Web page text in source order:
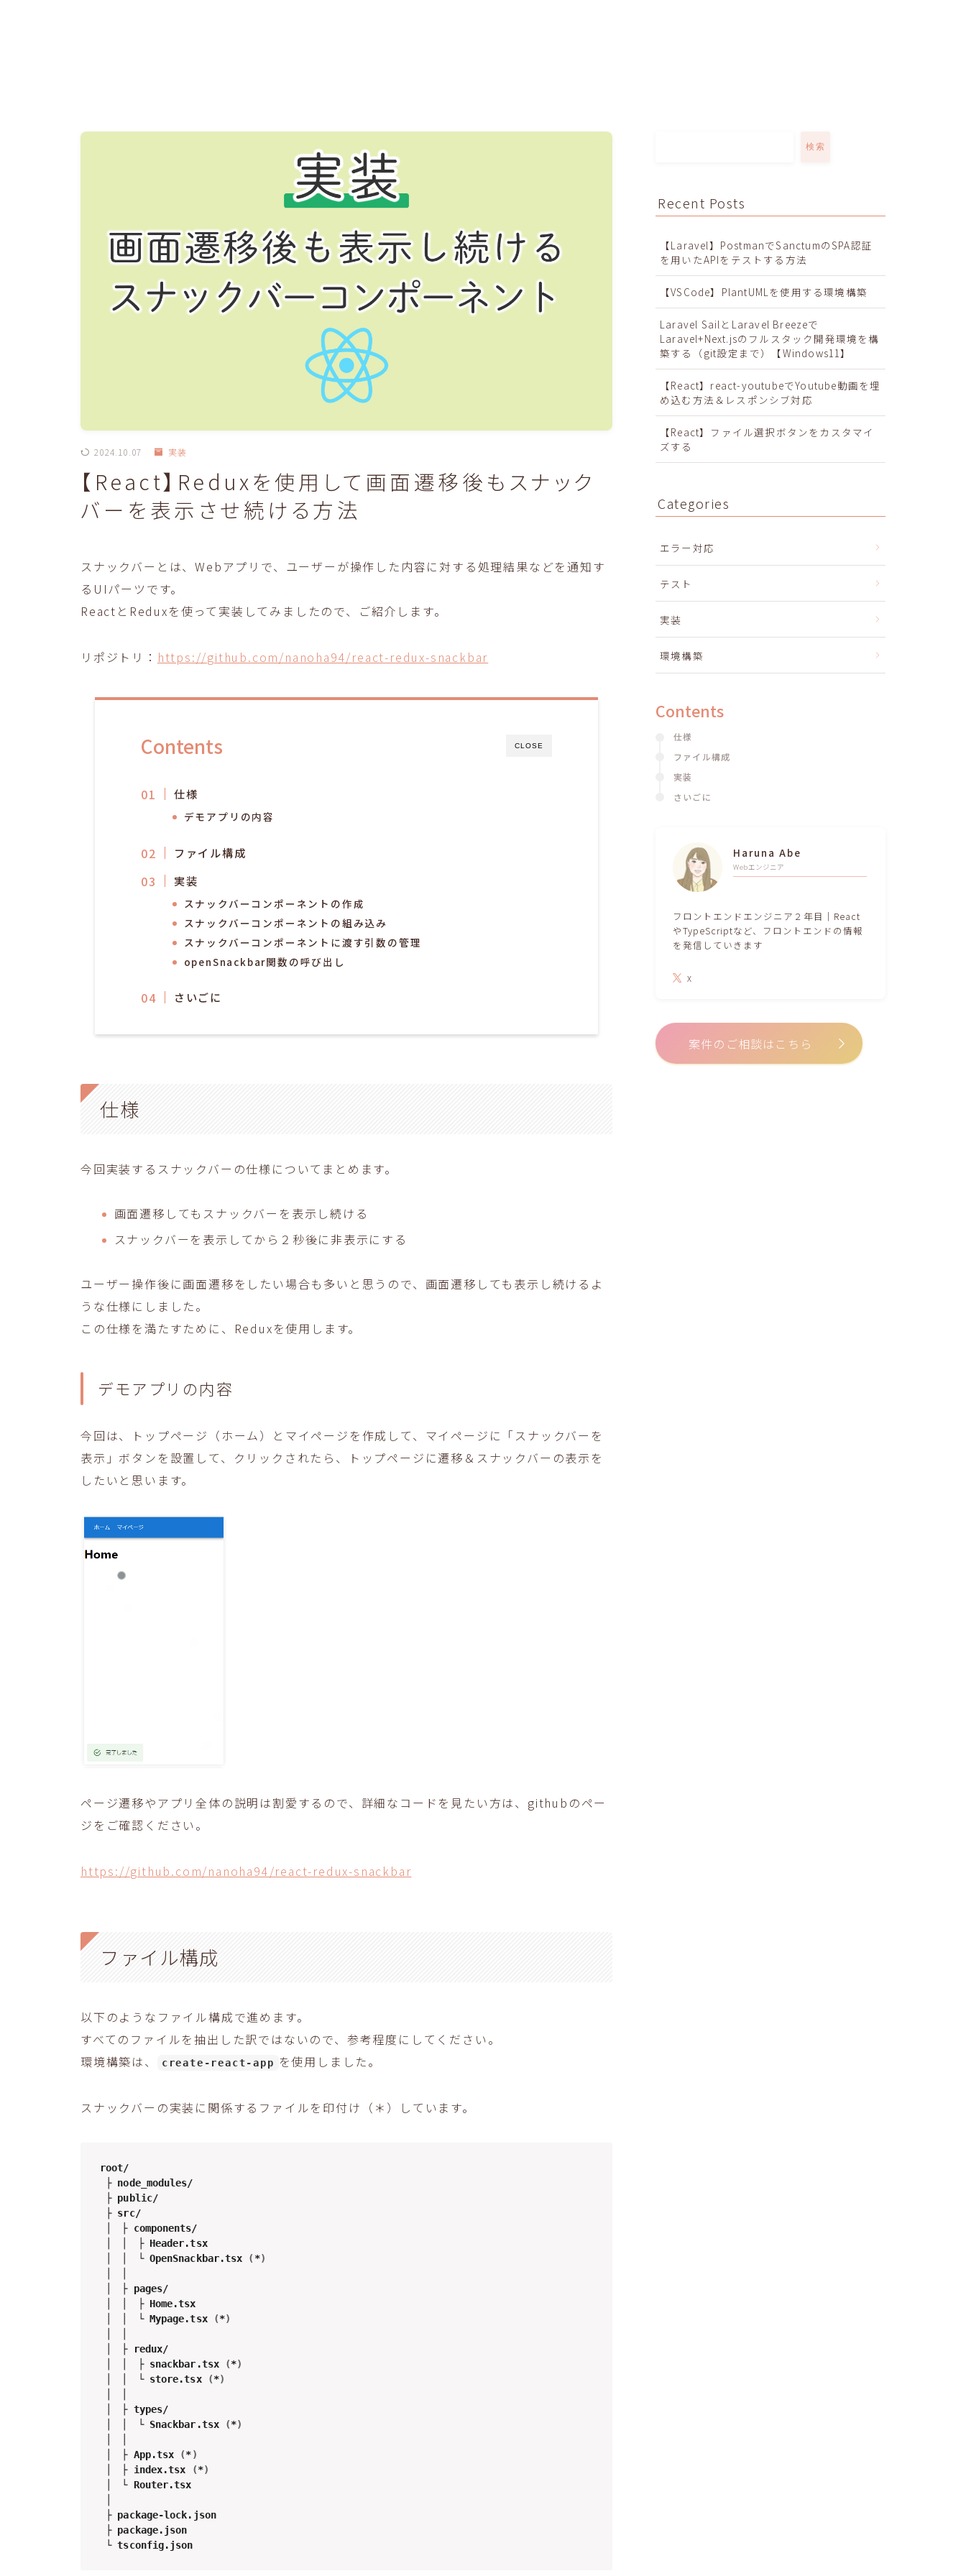
2024.10.07 実装
【React】Reduxを使用して画面遷移後もスナック
バーを表示させ続ける方法
スナックバーとは、Webアプリで、ユーザーが操作した内容に対する処理結果などを通知す
るUIパーツです。
ReactとReduxを使って実装してみましたので、ご紹介します。
リポジトリ： https://github.com/nanoha94/react-redux-snackbar
CLOSE
Contents
仕様
デモアプリの内容
ファイル構成
実装
スナックバーコンポーネントの作成
スナックバーコンポーネントの組み込み
スナックバーコンポーネントに渡す引数の管理
openSnackbar関数の呼び出し
さいごに
仕様
今回実装するスナックバーの仕様についてまとめます。
画面遷移してもスナックバーを表示し続ける
スナックバーを表示してから２秒後に非表示にする
ユーザー操作後に画面遷移をしたい場合も多いと思うので、画面遷移しても表示し続けるよ
うな仕様にしました。
この仕様を満たすために、Reduxを使用します。
デモアプリの内容
今回は、トップページ（ホーム）とマイページを作成して、マイページに「スナックバーを
表示」ボタンを設置して、クリックされたら、トップページに遷移＆スナックバーの表示を
したいと思います。
ページ遷移やアプリ全体の説明は割愛するので、詳細なコードを見たい方は、githubのペー
ジをご確認ください。
https://github.com/nanoha94/react-redux-snackbar
ファイル構成
以下のようなファイル構成で進めます。
すべてのファイルを抽出した訳ではないので、参考程度にしてください。
環境構築は、
create-react-app を使用しました。
スナックバーの実装に関係するファイルを印付け（＊）しています。
root/
├ node_modules/
├ public/
├ src/
│　├ components/
│　│　├ Header.tsx
│　│　└ OpenSnackbar.tsx ( *)
│　├ pages/
│　│　├ Home.tsx
│　│　└ Mypage.tsx
(*)
│　├ redux/
│　│　├ snackbar.tsx
(*)
│　│　└ store.tsx
(*)
│　├ types/
│　│　└ Snackbar.tsx
(*)
│　├ App.tsx
(*)
│　├ index.tsx
(*)
│　└ Router.tsx
├ package-lock.json
├ package.json
└ tsconfig.json
検索
Recent Posts
【Laravel】PostmanでSanctumのSPA認証
を用いたAPIをテストする方法
【VSCode】PlantUMLを使用する環境構築
Laravel SailとLaravel Breezeで
Laravel+Next.jsのフルスタック開発環境を構
築する（git設定まで）【Windows11】
【React】react-youtubeでYoutube動画を埋
め込む方法＆レスポンシブ対応
【React】ファイル選択ボタンをカスタマイ
ズする
Categories
エラー対応
テスト
実装
環境構築
Contents
仕様
ファイル構成
実装
さいごに
Haruna Abe
Webエンジニア
フロントエンドエンジニア２年目｜React
やTypeScriptなど、フロントエンドの情報
を発信していきます
X
案件のご相談はこちら